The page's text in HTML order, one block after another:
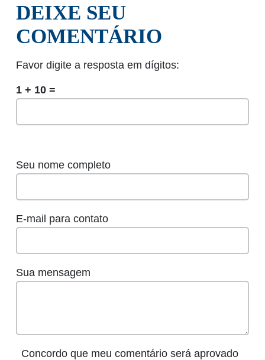
DEIXE SEU
COMENTÁRIO
Sua mensagem
Seu nome completo
E-mail para contato
Concordo que meu comentário será aprovado
Favor digite a resposta em dígitos:
1 + 10 =